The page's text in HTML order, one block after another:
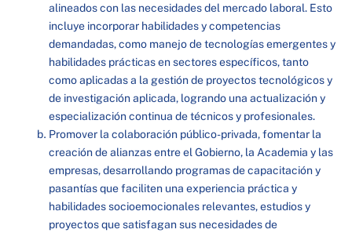
alineados con las necesidades del mercado laboral. Esto
incluye incorporar habilidades y competencias
demandadas, como manejo de tecnologías emergentes y
habilidades prácticas en sectores específicos, tanto
como aplicadas a la gestión de proyectos tecnológicos y
de investigación aplicada, logrando una actualización y
especialización continua de técnicos y profesionales.
Promover la colaboración público-privada, fomentar la
creación de alianzas entre el Gobierno, la Academia y las
empresas, desarrollando programas de capacitación y
pasantías que faciliten una experiencia práctica y
habilidades socioemocionales relevantes, estudios y
proyectos que satisfagan sus necesidades de